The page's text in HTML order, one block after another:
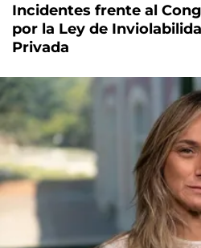
Incidentes frente al
por la Ley de
Privada